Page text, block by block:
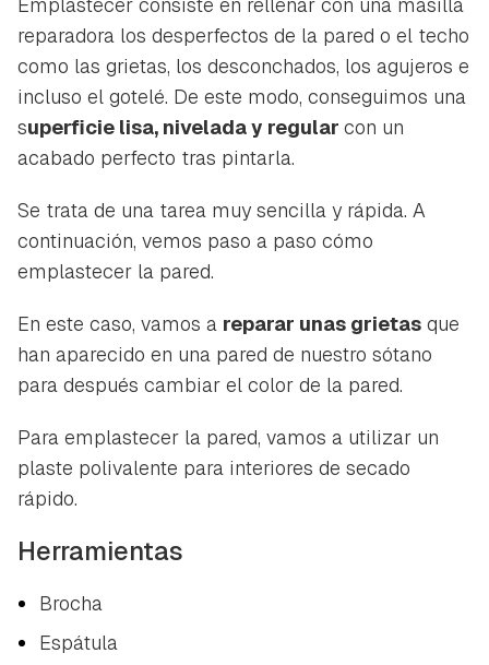
reparadora los desperfectos de la pared o el techo
como las grietas, los desconchados, los agujeros e
incluso el gotelé. De este modo, conseguimos una
superficie lisa, nivelada y regular con un
acabado perfecto tras pintarla.
Se trata de una tarea muy sencilla y rápida. A
continuación, vemos paso a paso cómo
emplastecer la pared.
En este caso, vamos a reparar unas grietas que
han aparecido en una pared de nuestro sótano
para después cambiar el color de la pared.
Para emplastecer la pared, vamos a utilizar un
plaste polivalente para interiores de secado
rápido.
Herramientas
Brocha
Espátula